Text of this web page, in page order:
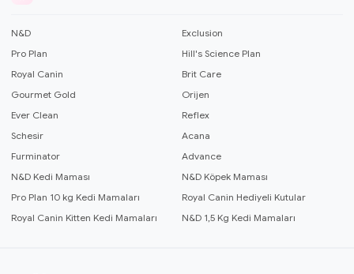
N&D
Exclusion
Pro Plan
Hill's Science Plan
Royal Canin
Brit Care
Gourmet Gold
Orijen
Ever Clean
Reflex
Schesir
Acana
Furminator
Advance
N&D Kedi Maması
N&D Köpek Maması
Pro Plan 10 kg Kedi Mamaları
Royal Canin Hediyeli Kutular
Royal Canin Kitten Kedi Mamaları
N&D 1,5 Kg Kedi Mamaları